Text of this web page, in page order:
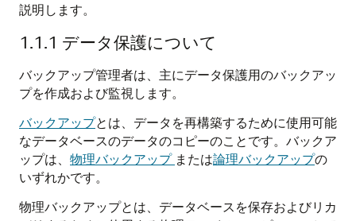
説明します。
1.1.1 データ保護について
バックアップ管理者は、主にデータ保護用のバックアッ
プを作成および監視します。
バックアップとは、データを再構築するために使用可能
なデータベースのデータのコピーのことです。バックア
ップは、 物理バックアップ または論理バックアップの
いずれかです。
物理バックアップとは、データベースを保存およびリカ